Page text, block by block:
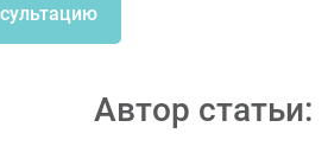
Автор статьи: